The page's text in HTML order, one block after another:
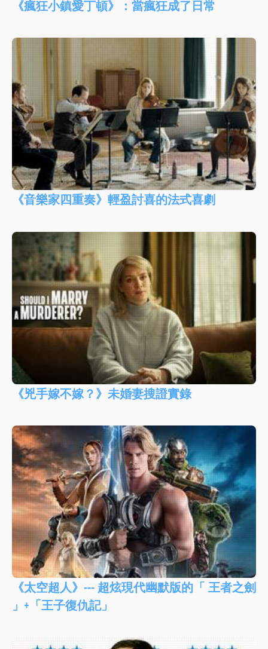
《瘋狂小鎮愛丁頓》：當瘋狂成了日常
《音樂家四重奏》輕盈討喜的法式喜劇
《兇手嫁不嫁？》未婚妻搜證實錄
《太空超人》--- 超炫現代幽默版的「 王者之劍
」+「王子復仇記」